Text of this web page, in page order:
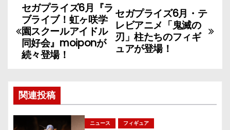
投
稿
ナ
ゲ
ー
セガプライズ6月・テ
レビアニメ「鬼滅の
刃」柱たちのフィギ
ュアが登場！
セガプライズ6月『ラ
ブライブ！虹ヶ咲学
園スクールアイドル
同好会』moiponが
続々登場！
関連投稿
ニュース フィギュア